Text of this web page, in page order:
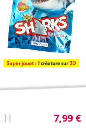
H 7,99 €